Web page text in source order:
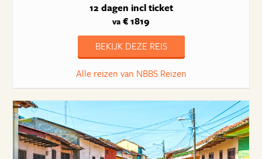
12 dagen incl ticket
va € 1819
BEKIJK DEZE REIS
Alle reizen van NBBS Reizen